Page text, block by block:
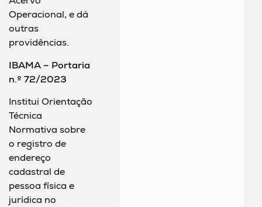
Operacional, e dá
outras
providências.
IBAMA – Portaria
n.º 72/2023
Institui Orientação
Técnica
Normativa sobre
o registro de
endereço
cadastral de
pessoa física e
jurídica no